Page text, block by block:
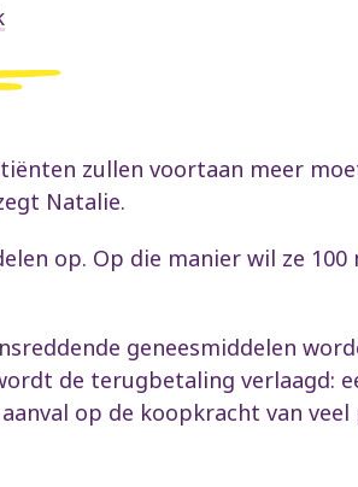
zullen voortaan meer
Natalie.
op. Op die manier wil ze 100
geneesmiddelen
de terugbetaling verlaagd:
op de koopkracht van veel